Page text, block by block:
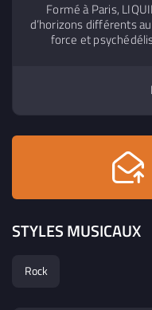
Formé à Paris,
d’horizons différents
force et
plus actuels tels que
sorti le 14
féroce synergie,
STYLES MUSICAUX
Rock